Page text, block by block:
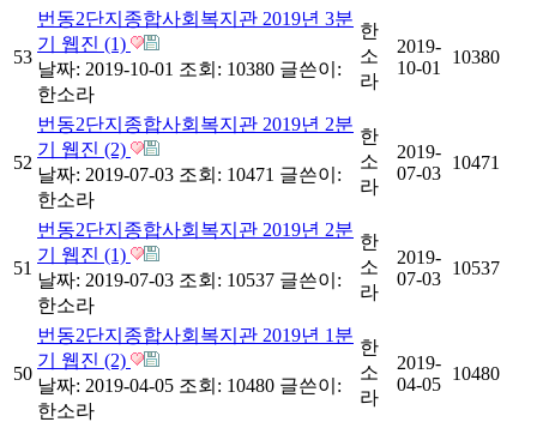
53
번동2단지종합사회복지관 2019년 3분
기 웹진 (1)
날짜: 2019-10-01 조회: 10380 글쓴이:
한소라
한
소
라
2019-
10-01
10380
52
번동2단지종합사회복지관 2019년 2분
기 웹진 (2)
날짜: 2019-07-03 조회: 10471 글쓴이:
한소라
한
소
라
2019-
07-03
10471
51
번동2단지종합사회복지관 2019년 2분
기 웹진 (1)
날짜: 2019-07-03 조회: 10537 글쓴이:
한소라
한
소
라
2019-
07-03
10537
50
번동2단지종합사회복지관 2019년 1분
기 웹진 (2)
날짜: 2019-04-05 조회: 10480 글쓴이:
한소라
한
소
라
2019-
04-05
10480